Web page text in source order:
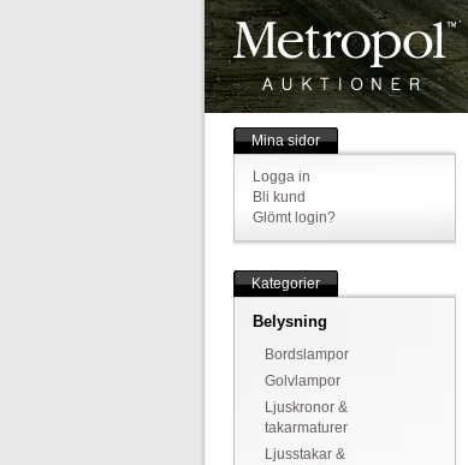
Mina sidor
Logga in
Bli kund
Glömt login?
Kategorier
Belysning
Bordslampor
Golvlampor
Ljuskronor &
takarmaturer
Ljusstakar &